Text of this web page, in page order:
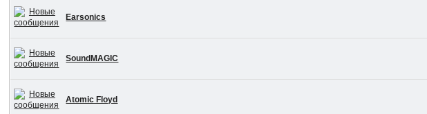
Earsonics
SoundMAGIC
Atomic Floyd